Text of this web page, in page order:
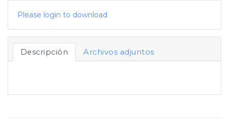
Please login to download
Descripción Archivos adjuntos